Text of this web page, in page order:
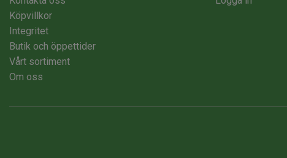
Köpvillkor
Integritet
Butik och öppettider
Vårt sortiment
Om oss